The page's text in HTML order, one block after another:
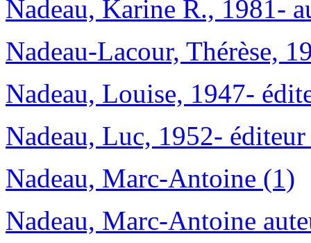
Nadeau, Karine R., 1981-
Nadeau-Lacour, Thérèse,
Nadeau, Louise, 1947-
Nadeau, Luc, 1952-
Nadeau, Marc-Antoine (1)
Nadeau, Marc-Antoine